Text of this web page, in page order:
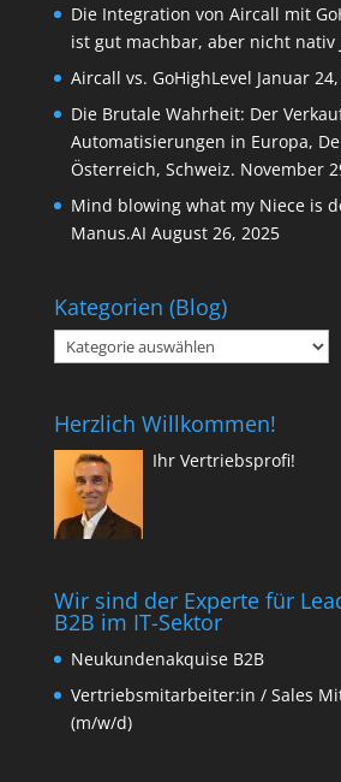
Die Integration von Aircall mit
ist gut machbar, aber nicht nativ
Aircall vs. GoHighLevel Januar
Die Brutale Wahrheit: Der
Automatisierungen in Europa,
Österreich, Schweiz. November
Mind blowing what my Niece is
Manus.AI August 26, 2025
Kategorien (Blog)
Kategorien
(Blog)
Herzlich Willkommen!
Ihr Vertriebsprofi!
Wir sind der Experte für
B2B im IT-Sektor
Neukundenakquise B2B
Vertriebsmitarbeiter:in / Sales
(m/w/d)